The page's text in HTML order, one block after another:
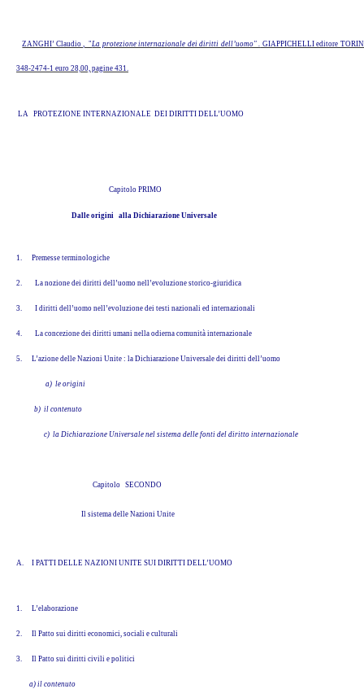
ZANGHI’ Claudio , "La protezione internazionale dei diritti dell’uomo" . GIAPPICHELLI editore
348-2474-1 euro 28,00, pagine 431.
LA PROTEZIONE INTERNAZIONALE DEI DIRITTI DELL’UOMO
Capitolo PRIMO
Dalle origini alla Dichiarazione Universale
1. Premesse terminologiche
2. La nozione dei diritti dell’uomo nell’evoluzione storico-giuridica
3. I diritti dell’uomo nell’evoluzione dei testi nazionali ed internazionali
4. La concezione dei diritti umani nella odierna comunità internazionale
5. L’azione delle Nazioni Unite : la Dichiarazione Universale dei diritti dell’uomo
a) le origini
b) il contenuto
c) la Dichiarazione Universale nel sistema delle fonti del diritto internazionale
Capitolo SECONDO
Il sistema delle Nazioni Unite
A. I PATTI DELLE NAZIONI UNITE SUI DIRITTI DELL’UOMO
1. L’elaborazione
2. Il Patto sui diritti economici, sociali e culturali
3. Il Patto sui diritti civili e politici
a) il contenuto